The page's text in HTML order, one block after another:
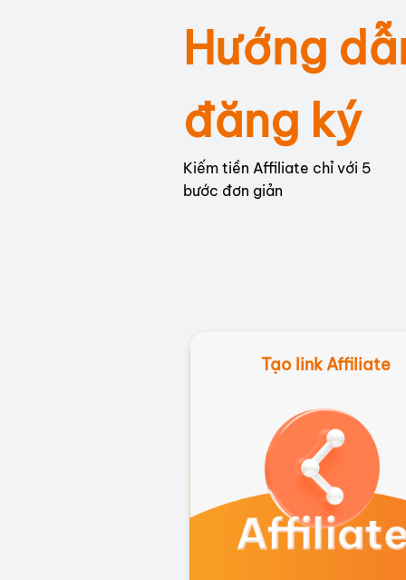
Thực hiện đăng ký chiến dịch
link Affiliate riêng biệt theo
Tạo link Affiliate
Kiếm tiền Affiliate chỉ với 5
bước đơn giản
Hướng
đăng ký